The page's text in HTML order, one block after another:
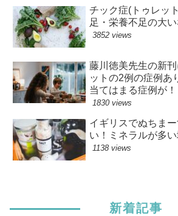
チック症(トゥレッ
足・栄養不足の大
3852 views
藤川徳美先生の新
ットの2例の症例あ
当てはまる症例が！
1830 views
イギリスでぬちま
い！ミネラルが多
1138 views
新着記事